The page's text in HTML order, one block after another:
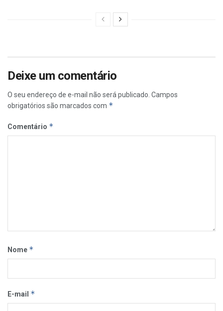
Deixe um comentário
O seu endereço de e-mail não será publicado. Campos
obrigatórios são marcados com *
Comentário *
Nome *
E-mail *